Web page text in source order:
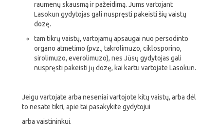
raumenų skausmą ir pažeidimą. Jums vartojant
Lasokun gydytojas gali nuspręsti pakeisti šių vaistų
dozę.
tam tikrų vaistų, vartojamų apsaugai nuo persodinto
organo atmetimo (pvz., takrolimuzo, ciklosporino,
sirolimuzo, everolimuzo), nes Jūsų gydytojas gali
nuspręsti pakeisti jų dozę, kai kartu vartojate Lasokun.
Jeigu vartojate arba neseniai vartojote kitų vaistų, arba dėl
to nesate tikri, apie tai pasakykite gydytojui
arba vaistininkui.